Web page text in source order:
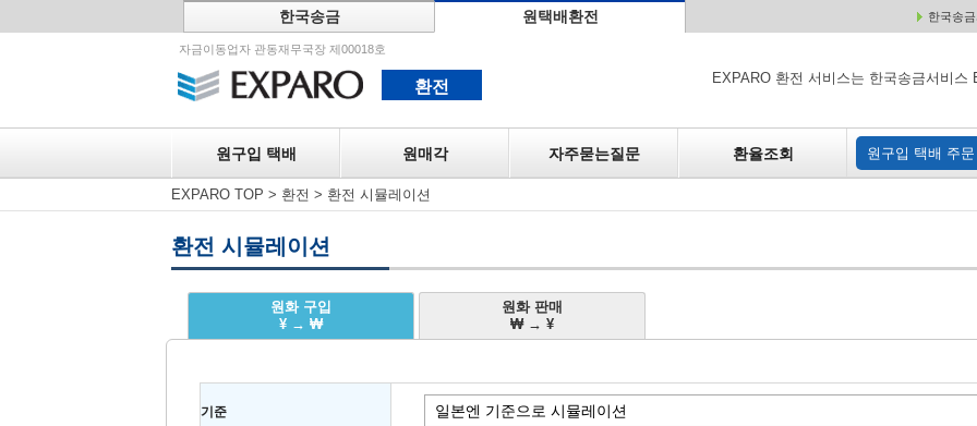
한국송금 원택배환전 한국송
자금이동업자 관동재무국장 제00018호
환전 EXPARO 환전 서비스는 한국송금서비
원구입 택배 원매각 자주묻는질문 환율조회 원구입 택배 주문
원매각 원구
EXPARO TOP > 환전 > 환전 시뮬레이션
환전 시뮬레이션
원화 구입
¥ → ₩
원화 판매
₩ → ¥
기준